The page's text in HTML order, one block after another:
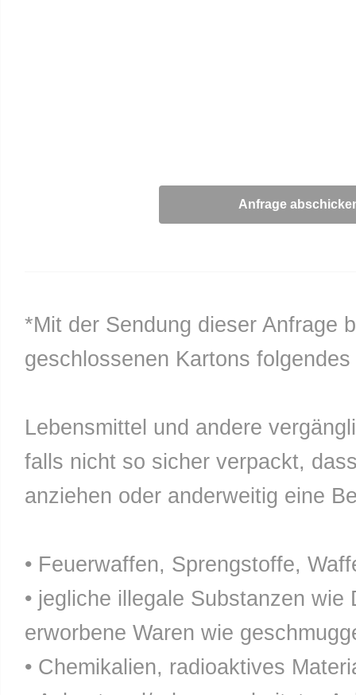
*Mit der Sendung dieser Anfrage
geschlossenen Kartons
Lebensmittel und andere
falls nicht so sicher verpackt,
anziehen oder anderweitig eine
• Feuerwaffen, Sprengstoffe,
• jegliche illegale Substanzen
erworbene Waren wie
• Chemikalien, radioaktives